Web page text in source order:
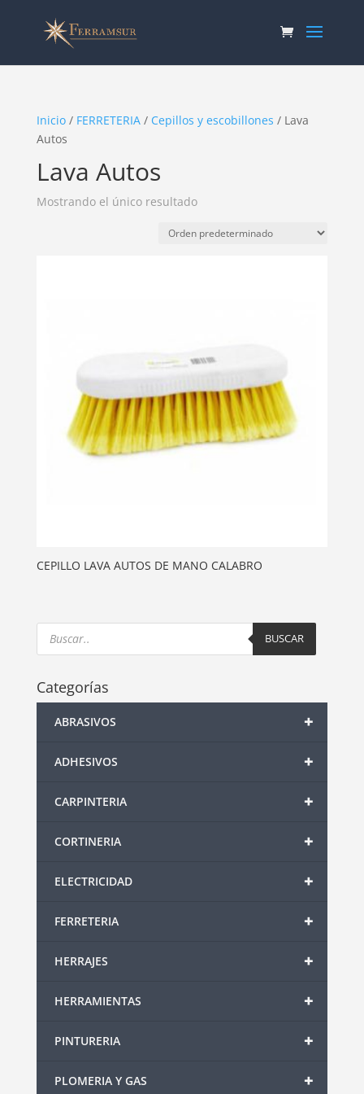
Inicio/ FERRETERIA/ Cepillos y escobillones / Lava
Autos
Lava Autos
Mostrando el único resultado
CEPILLO LAVA AUTOS DE MANO CALABRO
Products
search BUSCAR
Categorías
+
ABRASIVOS
+
ADHESIVOS
+
CARPINTERIA
+
CORTINERIA
+
ELECTRICIDAD
+
FERRETERIA
+
HERRAJES
+
HERRAMIENTAS
+
PINTURERIA
+
PLOMERIA Y GAS